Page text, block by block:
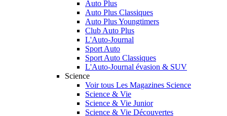
Auto Plus
Auto Plus Classiques
Auto Plus Youngtimers
Club Auto Plus
L'Auto-Journal
Sport Auto
Sport Auto Classiques
L'Auto-Journal évasion & SUV
Science
Voir tous Les Magazines Science
Science & Vie
Science & Vie Junior
Science & Vie Découvertes